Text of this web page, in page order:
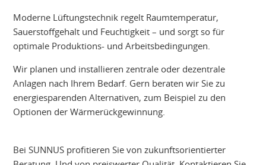
Moderne Lüftungstechnik regelt Raumtemperatur,
Sauerstoffgehalt und Feuchtigkeit – und sorgt so für
optimale Produktions- und Arbeitsbedingungen.
Wir planen und installieren zentrale oder dezentrale
Anlagen nach Ihrem Bedarf. Gern beraten wir Sie zu
energiesparenden Alternativen, zum Beispiel zu den
Optionen der Wärmerückgewinnung.
Bei SUNNUS profitieren Sie von zukunftsorientierter